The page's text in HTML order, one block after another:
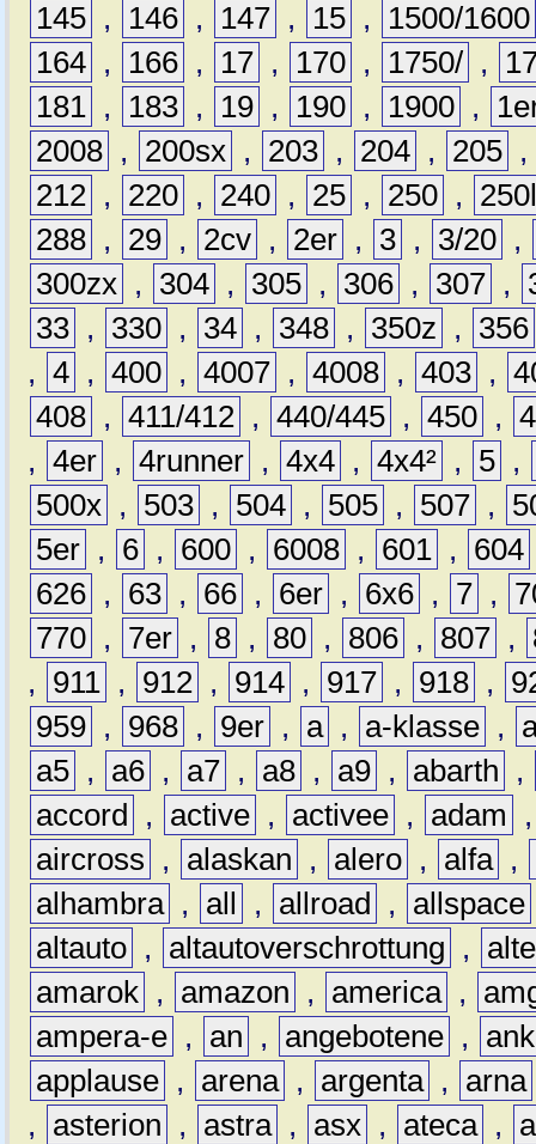
145 , 146 , 147 , 15 ,
1500/1600
164 , 166 , 17 , 170 , 1750/ ,
181 , 183 , 19 , 190 , 1900 ,
2008 , 200sx , 203 , 204 , 205 ,
212 , 220 , 240 , 25 , 250 ,
288 , 29 , 2cv , 2er , 3 , 3/20 ,
300zx , 304 , 305 , 306 , 307 ,
33 , 330 , 34 , 348 , 350z ,
356
, 4 , 400 , 4007 , 4008 , 403 ,
408 , 411/412 , 440/445 , 450 ,
, 4er , 4runner , 4x4 , 4x4² , 5 ,
500x , 503 , 504 , 505 , 507 ,
5er , 6 , 600 , 6008 , 601 , 604
626 , 63 , 66 , 6er , 6x6 , 7 ,
770 , 7er , 8 , 80 , 806 , 807 ,
,
911 , 912 , 914 , 917 , 918 ,
959 , 968 , 9er , a , a-klasse ,
a5 , a6 , a7 , a8 , a9 , abarth
,
accord
, active , activee , adam
aircross
, alaskan , alero , alfa ,
alhambra , all , allroad , allspace
altauto , altautoverschrottung ,
amarok , amazon , america ,
ampera-e , an , angebotene ,
applause , arena , argenta , arna
,
asterion , astra , asx , ateca ,